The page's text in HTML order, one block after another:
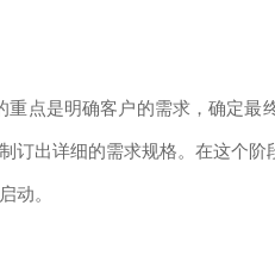
是明确客户的需求，确定最
出详细的需求规格。在这个
动。